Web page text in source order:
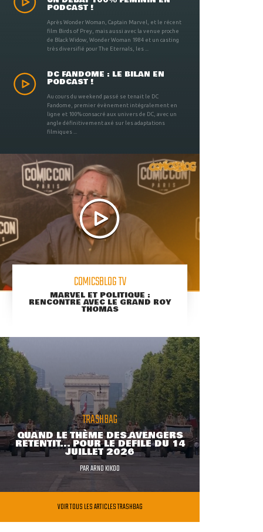
PODCAST !
Après Wonder Woman, Captain Marvel, et le récent
film Birds of Prey, mais aussi avec la venue proche
de Black Widow, Wonder Woman 1984 et un casting
très diversifié pour The Eternals, les ...
DC FANDOME : LE BILAN EN
PODCAST !
Au cours du weekend passé se tenait le DC
Fandome, premier évènement intégralement en
ligne et 100% consacré aux univers de DC, avec un
angle définitivement axé sur les adaptations
filmiques ...
COMICSBLOG TV
MARVEL ET POLITIQUE :
RENCONTRE AVEC LE GRAND ROY
THOMAS
TRASHBAG
QUAND LE THÈME DES AVENGERS
RETENTIT... POUR LE DÉFILÉ DU 14
JUILLET 2026
PARARNO KIKOO
VOIR TOUS LES ARTICLES TRASHBAG